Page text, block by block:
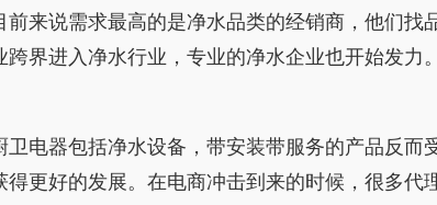
来说需求最高的是净水品类的经销商，他们找
界进入净水行业，专业的净水企业也开始发力
器包括净水设备，带安装带服务的产品反而
更好的发展。在电商冲击到来的时候，很多代